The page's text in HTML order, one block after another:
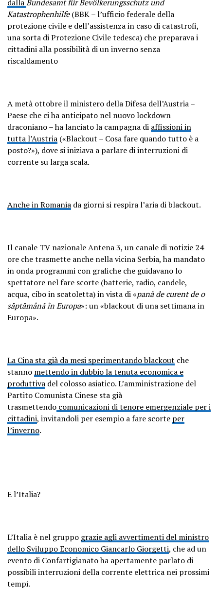
dallaBundesamt für Bevölkerungsschutz und
Katastrophenhilfe(BBK – l’ufficio federale della
protezione civile e dell’assistenza in caso di catastrofi,
una sorta di Protezione Civile tedesca) che preparava i
cittadini alla possibilità di un inverno senza
riscaldamento
A metà ottobre il ministero della Difesa dell’Austria –
Paese che ci ha anticipato nel nuovo lockdown
draconiano – ha lanciato la campagna di affissioni in
tutta l’Austria («Blackout – Cosa fare quando tutto è a
posto?»), dove si iniziava a parlare di interruzioni di
corrente su larga scala.
Anche in Romania da giorni si respira l’aria di blackout.
Il canale TV nazionale Antena 3, un canale di notizie 24
ore che trasmette anche nella vicina Serbia, ha mandato
in onda programmi con grafiche che guidavano lo
spettatore nel fare scorte (batterie, radio, candele,
acqua, cibo in scatoletta) in vista di «pană de curent de o
săptămână în Europa»: un «blackout di una settimana in
Europa».
La Cina sta già da mesi sperimentando blackout che
stanno mettendo in dubbio la tenuta economica e
produttiva del colosso asiatico. L’amministrazione del
Partito Comunista Cinese sta già
trasmettendo comunicazioni di tenore emergenziale per i
cittadini, invitandoli per esempio a fare scorte per
l’inverno.
E l’Italia?
L’Italia è nel gruppo grazie agli avvertimenti del ministro
dello Sviluppo Economico Giancarlo Giorgetti, che ad un
evento di Confartigianato ha apertamente parlato di
possibili interruzioni della corrente elettrica nei prossimi
tempi.